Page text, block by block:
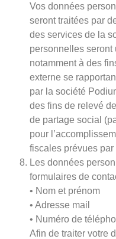
Vos données
seront traitées par
des services de la
personnelles
notamment à des
externe se
par la société
des fins de relevé
de partage social
pour
fiscales prévues par
Les données
formulaires de
• Nom et prénom
• Adresse mail
• Numéro de
Afin de traiter votre